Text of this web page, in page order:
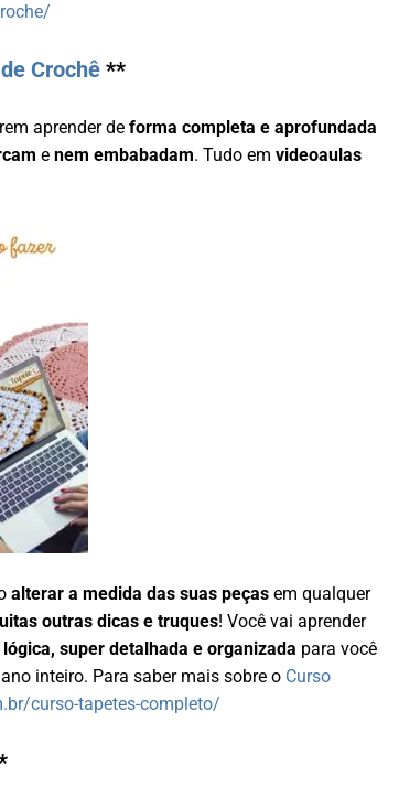
Crochê **
aprender de forma completa e aprofundada
enem embabadam. Tudo emvideoaulas
alterar a medida das suas peças em qualquer
outras dicas e truques! Você vai aprender
super detalhada e organizada para você
inteiro. Para saber mais sobre o Curso
curso-tapetes-completo/